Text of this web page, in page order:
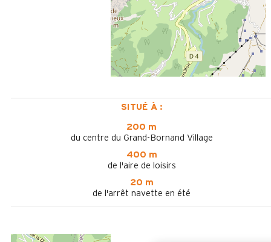
SITUÉ À :
200 m
du centre du Grand-Bornand Village
400 m
de l'aire de loisirs
20 m
de l'arrêt navette en été